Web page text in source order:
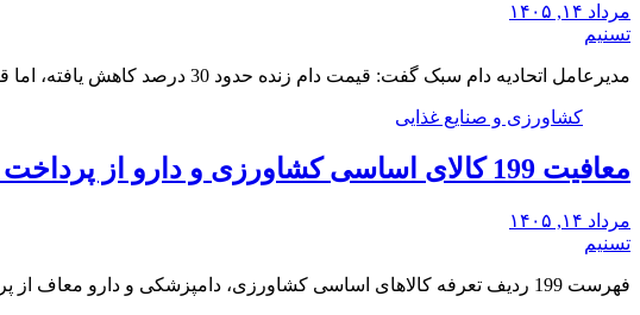
مرداد ۱۴, ۱۴۰۵
تسنیم
مدیرعامل اتحادیه دام سبک گفت: قیمت دام زنده حدود 30 درصد کاهش یافته، اما قیمت گوشت…
کشاورزی و صنایع غذایی
معافیت 199 کالای اساسی کشاورزی و دارو از پرداخت عوارض 1.2 درصدی واردات
مرداد ۱۴, ۱۴۰۵
تسنیم
فهرست 199 ردیف تعرفه کالاهای اساسی کشاورزی، دامپزشکی و دارو معاف از پرداخت 12 در هزار…